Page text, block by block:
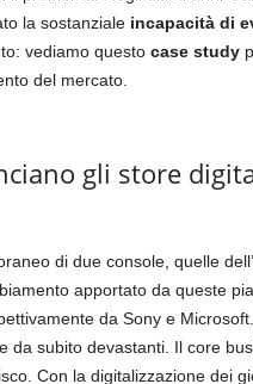
la sostanziale incapacità di
vediamo questo case study
del mercato.
gli store
di due console, quelle
apportato da queste
da Sony e Microsoft.
da subito devastanti. Il core
Con la digitalizzazione dei